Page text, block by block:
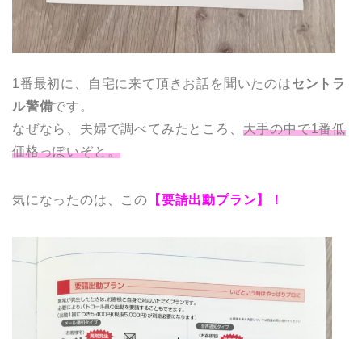
1番最初に、自宅に来て頂きお話を聞いたのはセントラ
ル警備です。
なぜなら、夫婦で調べてみたところ、 大手の中で1番低
価格っぽいぞと。
気になったのは、この 【要請出動プラン】！